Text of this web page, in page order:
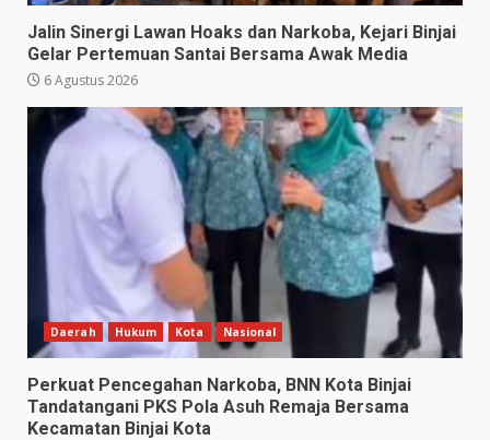
Jalin Sinergi Lawan Hoaks dan Narkoba, Kejari Binjai
Gelar Pertemuan Santai Bersama Awak Media
6 Agustus 2026
Daerah Hukum Kota Nasional
Perkuat Pencegahan Narkoba, BNN Kota Binjai
Tandatangani PKS Pola Asuh Remaja Bersama
Kecamatan Binjai Kota